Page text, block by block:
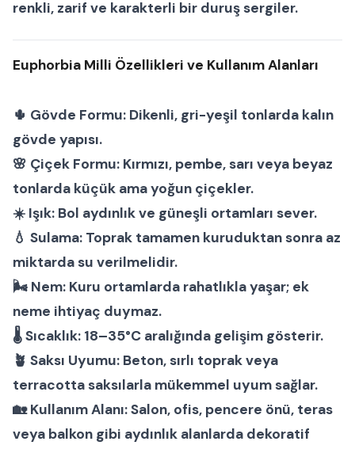
renkli, zarif ve karakterli bir duruşsergiler.
Euphorbia Milli Özellikleri ve Kullanım Alanları
🌵 Gövde Formu: Dikenli, gri-yeşil tonlarda kalın
gövde yapısı.
🌸 Çiçek Formu: Kırmızı, pembe, sarı veya beyaz
tonlarda küçük ama yoğun çiçekler.
☀️ Işık: Bol aydınlık ve güneşli ortamları sever.
💧 Sulama: Toprak tamamen kuruduktan sonra az
miktarda su verilmelidir.
🌬 Nem: Kuru ortamlarda rahatlıkla yaşar; ek
neme ihtiyaç duymaz.
🌡Sıcaklık: 18–35°C aralığında gelişim gösterir.
🪴 Saksı Uyumu: Beton, sırlı toprak veya
terracotta saksılarla mükemmel uyum sağlar.
🏡Kullanım Alanı:Salon, ofis, pencere önü, teras
veya balkon gibi aydınlık alanlarda dekoratif